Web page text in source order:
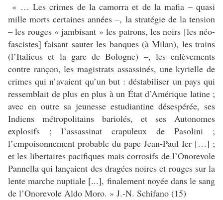
« … Les crimes de la camorra et de la mafia – quasi
mille morts certaines années –, la stratégie de la tension
– les rouges « jambisant » les patrons, les noirs [les néo-
fascistes] faisant sauter les banques (à Milan), les trains
(l’Italicus et la gare de Bologne) –, les enlèvements
contre rançon, les magistrats assassinés, une kyrielle de
crimes qui n’avaient qu’un but : déstabiliser un pays qui
ressemblait de plus en plus à un État d’Amérique latine ;
avec en outre sa jeunesse estudiantine désespérée, ses
Indiens métropolitains bariolés, et ses Autonomes
explosifs ; l’assassinat crapuleux de Pasolini ;
l’empoisonnement probable du pape Jean-Paul Ier […] ;
et les libertaires pacifiques mais corrosifs de l’Onorevole
Pannella qui lançaient des dragées noires et rouges sur la
lente marche nuptiale [...], finalement noyée dans le sang
de l’Onorevole Aldo Moro. » J.-N. Schifano (15)